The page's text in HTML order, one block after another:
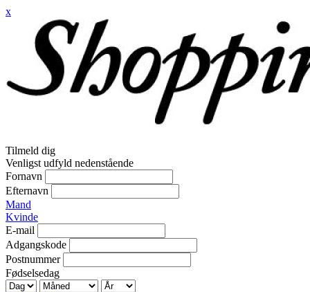
x
Tilmeld dig
Venligst udfyld nedenstående
Fornavn
Efternavn
Mand
Kvinde
E-mail
Adgangskode
Postnummer
Fødselsedag